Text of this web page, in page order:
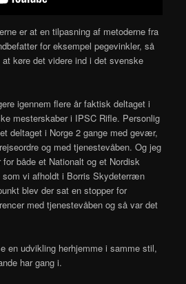
er at en tilpasning af metoderne fra
for eksempel pegevinkler, så
køre det videre ind i det svenske
igennem flere år faktisk deltaget i
mesterskaber i IPSC Rifle. Personlig
deltaget i Norge 2 gange med gevær,
og med tjenestevåben. Og jeg
både et Nationalt og et Nordisk
vi afholdt i Borris Skydeterræn
blev der sat en stopper for
med tjenestevåben og så var det
en udvikling herhjemme i samme stil,
har gang i.